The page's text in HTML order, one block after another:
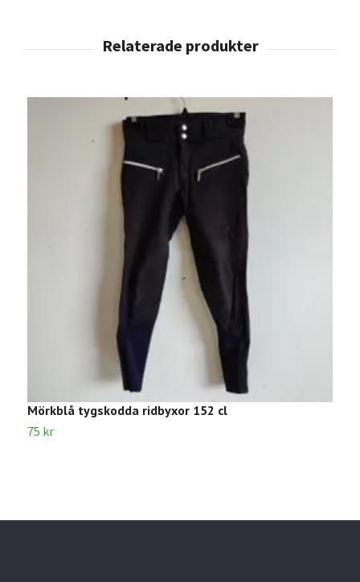
Mörkblå tygskodda ridbyxor 152 cl
75 kr